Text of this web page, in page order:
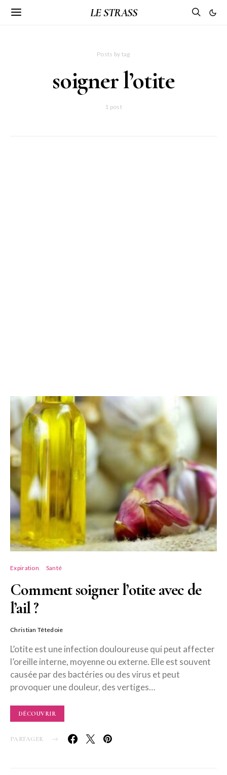
LE STRASS
Posts by tag
soigner l’otite
1 post
Expiration Santé
Comment soigner l’otite avec de
l’ail ?
Christian Têtedoie
L’otite est une infection douloureuse qui peut affecter
l’oreille interne, moyenne ou externe. Elle est souvent
causée par des bactéries ou des virus et peut
provoquer une douleur, des vertiges…
DÉCOUVRIR
PARTAGER